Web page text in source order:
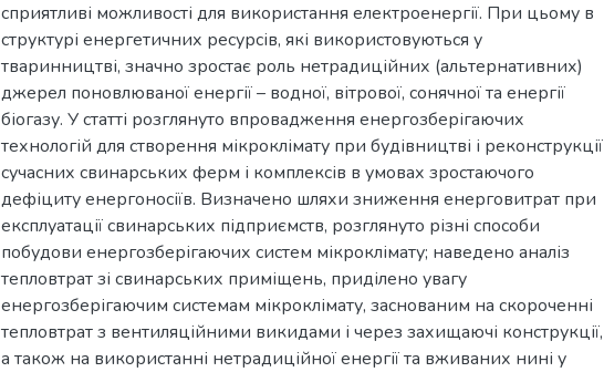
сприятливі можливості для використання електроенергії. При цьому в
структурі енергетичних ресурсів, які використовуються у
тваринництві, значно зростає роль нетрадиційних (альтернативних)
джерел поновлюваної енергії – водної, вітрової, сонячної та енергії
біогазу. У статті розглянуто впровадження енергозберігаючих
технологій для створення мікроклімату при будівництві і реконструкції
сучасних свинарських ферм і комплексів в умовах зростаючого
дефіциту енергоносіїв. Визначено шляхи зниження енерговитрат при
експлуатації свинарських підприємств, розглянуто різні способи
побудови енергозберігаючих систем мікроклімату; наведено аналіз
тепловтрат зі свинарських приміщень, приділено увагу
енергозберігаючим системам мікроклімату, заснованим на скороченні
тепловтрат з вентиляційними викидами і через захищаючі конструкції,
а також на використанні нетрадиційної енергії та вживаних нині у